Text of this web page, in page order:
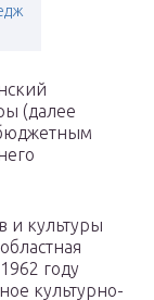
(далее
и культуры
году
культурно-